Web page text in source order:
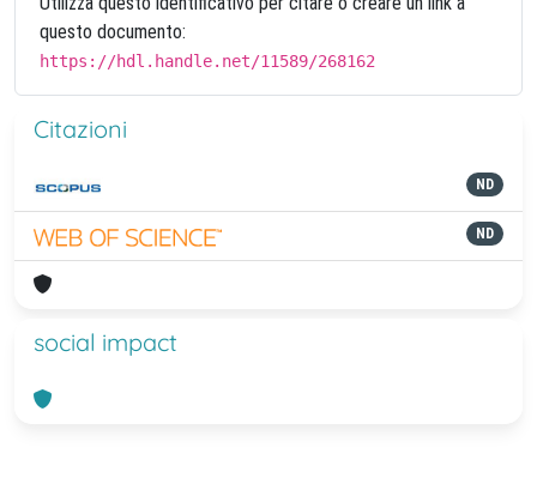
questo documento:
https://hdl.handle.net/11589/268162
Citazioni
ND
ND
social impact